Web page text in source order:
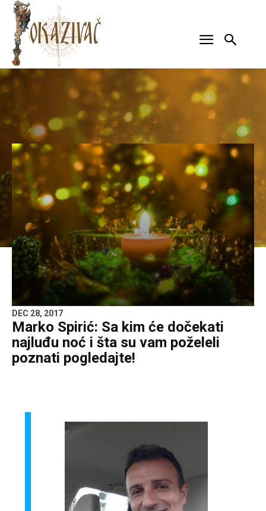
DEC 28, 2017
Marko Spirić: Sa kim će dočekati
najluđu noć i šta su vam poželeli
poznati pogledajte!